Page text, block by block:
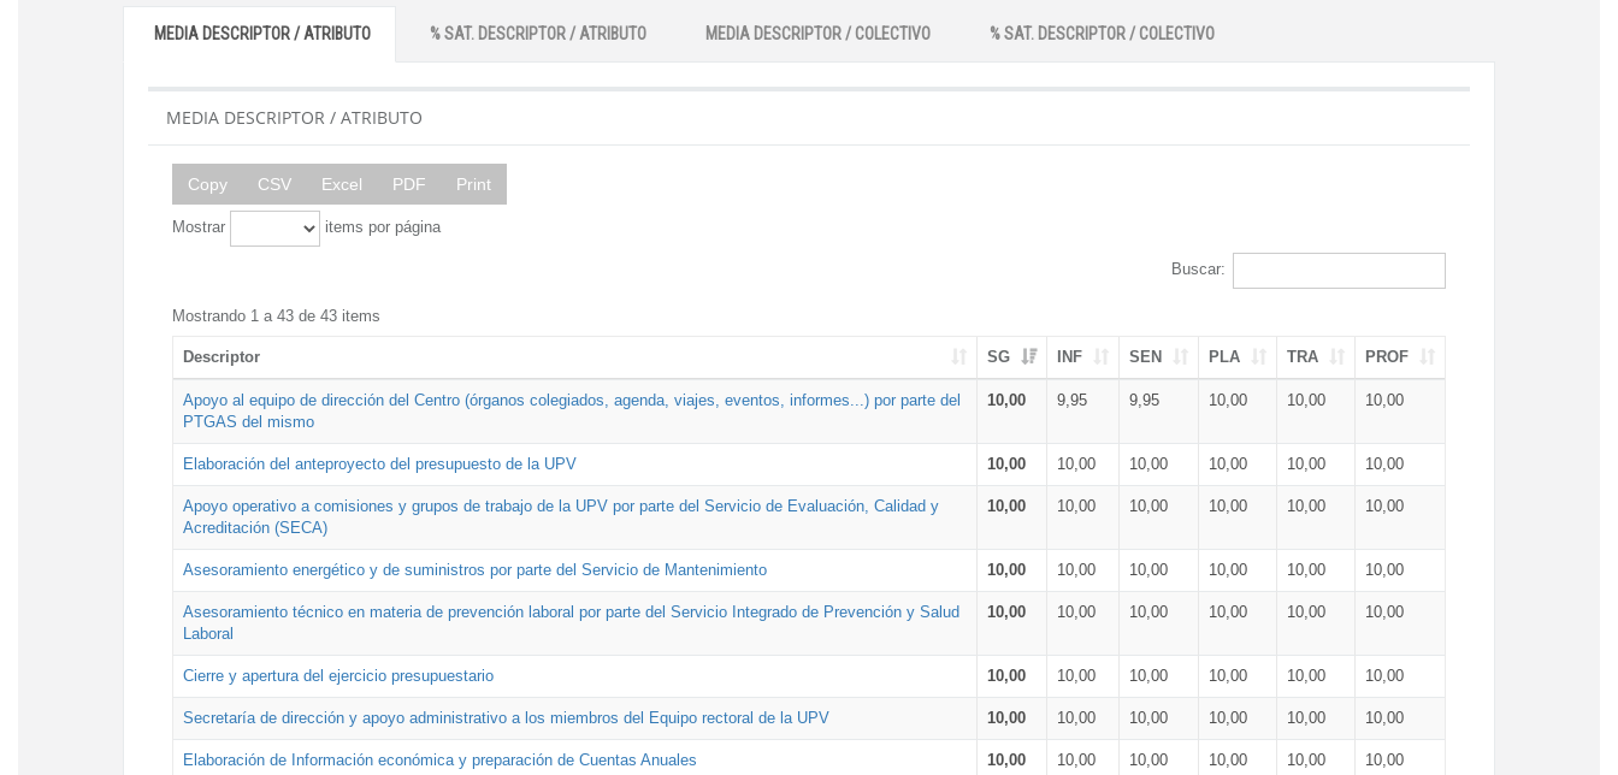
MEDIA DESCRIPTOR / ATRIBUTO % SAT. DESCRIPTOR / ATRIBUTO MEDIA DESCRIPTOR / COLECTIVO % SAT. DESCRIPTOR / COLECTIVO
MEDIA DESCRIPTOR / ATRIBUTO
Copy CSV Excel PDF Print
Mostrar items por página
Buscar:
Mostrando 1 a 43 de 43 items
Descriptor SG INF SEN PLA TRA PROF
Apoyo al equipo de dirección del Centro (órganos colegiados, agenda, viajes, eventos, informes...) por parte del
PTGAS del mismo
10,00 9,95 9,95 10,00 10,00 10,00
Elaboración del anteproyecto del presupuesto de la UPV 10,00 10,00 10,00 10,00 10,00 10,00
Apoyo operativo a comisiones y grupos de trabajo de la UPV por parte del Servicio de Evaluación, Calidad y
Acreditación (SECA)
10,00 10,00 10,00 10,00 10,00 10,00
Asesoramiento energético y de suministros por parte del Servicio de Mantenimiento 10,00 10,00 10,00 10,00 10,00 10,00
Asesoramiento técnico en materia de prevención laboral por parte del Servicio Integrado de Prevención y Salud
Laboral
10,00 10,00 10,00 10,00 10,00 10,00
Cierre y apertura del ejercicio presupuestario 10,00 10,00 10,00 10,00 10,00 10,00
Secretaría de dirección y apoyo administrativo a los miembros del Equipo rectoral de la UPV 10,00 10,00 10,00 10,00 10,00 10,00
Elaboración de Información económica y preparación de Cuentas Anuales 10,00 10,00 10,00 10,00 10,00 10,00